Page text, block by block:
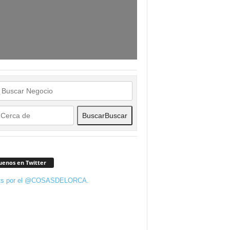
BuscarBuscar
en Twitter
por el @COSASDELORCA.